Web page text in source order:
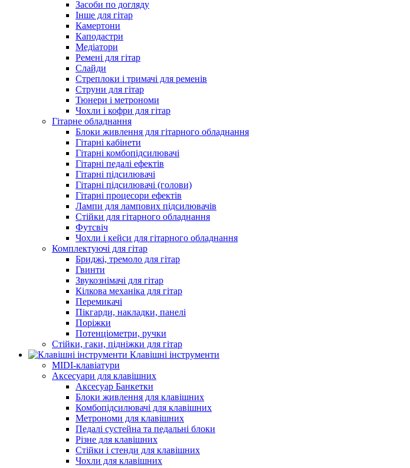
Засоби по догляду
Інше для гітар
Камертони
Каподастри
Медіатори
Ремені для гітар
Слайди
Стреплоки і тримачі для ременів
Струни для гітар
Тюнери і метрономи
Чохли і кофри для гітар
Гітарне обладнання
Блоки живлення для гітарного обладнання
Гітарні кабінети
Гітарні комбопідсилювачі
Гітарні педалі ефектів
Гітарні підсилювачі
Гітарні підсилювачі (голови)
Гітарні процесори ефектів
Лампи для лампових підсилювачів
Стійки для гітарного обладнання
Футсвіч
Чохли і кейси для гітарного обладнання
Комплектуючі для гітар
Бриджі, тремоло для гітар
Гвинти
Звукознімачі для гітар
Кілкова механіка для гітар
Перемикачі
Пікгарди, накладки, панелі
Поріжки
Потенціометри, ручки
Стійки, гаки, підніжки для гітар
Клавішні інструменти
MIDI-клавіатури
Аксесуари для клавішних
Аксесуар Банкетки
Блоки живлення для клавішних
Комбопідсилювачі для клавішних
Метрономи для клавішних
Педалі сустейна та педальні блоки
Різне для клавішних
Стійки і стенди для клавішних
Чохли для клавішних